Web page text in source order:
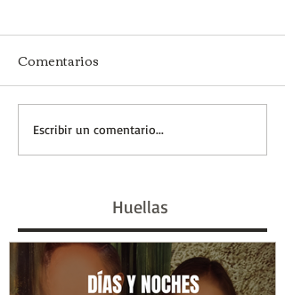
Entre el cálamo y el
escriba egipcio |
Columnas de Egipto |
Huellas de la Historia
Comentarios
Escribir un comentario...
Huellas